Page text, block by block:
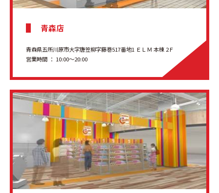
青森店
青森県五所川原市大字唐笠柳字藤巻517番地1 ＥＬＭ 本棟 2Ｆ
営業時間 ： 10:00～20:00